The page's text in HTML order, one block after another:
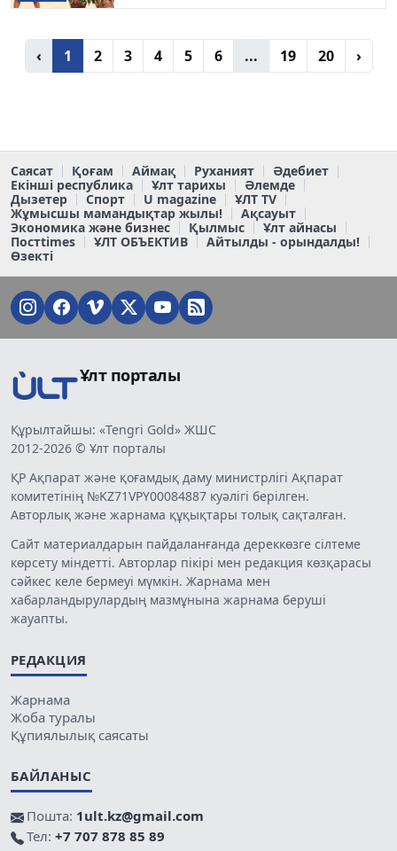
‹ 1 2 3 4 5 6 ... 19 20 ›
Саясат Қоғам Аймақ Руханият
Әдебиет
Екінші республика
Ұлт тарихы
Әлемде
Дызетер
Спорт U magazine
ҰЛТ TV
Жұмысшы мамандықтар жылы!
Ақсауыт
Экономика және бизнес
Қылмыс
Ұлт айнасы
Постtimes
ҰЛТ ОБЪЕКТИВ
Айтылды - орындалды!
Өзекті
Ұлт порталы
Құрылтайшы: «Tengri Gold» ЖШС
2012-2026 © Ұлт порталы
ҚР Ақпарат және қоғамдық даму министрлігі Ақпарат
комитетінің №KZ71VPY00084887 куәлігі берілген.
Авторлық және жарнама құқықтары толық сақталған.
Сайт материалдарын пайдаланғанда дереккөзге сілтеме
көрсету міндетті. Авторлар пікірі мен редакция көзқарасы
сәйкес келе бермеуі мүмкін. Жарнама мен
хабарландырулардың мазмұнына жарнама беруші
жауапты.
РЕДАКЦИЯ
Жарнама
Жоба туралы
Құпиялылық саясаты
БАЙЛАНЫС
Пошта: 1ult.kz@gmail.com
Тел: +7 707 878 85 89